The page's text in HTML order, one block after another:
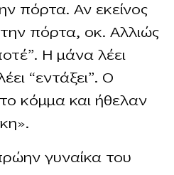
πόρτα. Αν εκείνος
την πόρτα, οκ. Αλλιώς
Η μάνα λέει
“εντάξει”. Ο
κόμμα και ήθελαν
γυναίκα του